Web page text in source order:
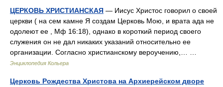
ЦЕРКОВЬ ХРИСТИАНСКАЯ — Иисус Христос говорил о своей
церкви ( на сем камне Я создам Церковь Мою, и врата ада не
одолеют ее , Мф 16:18), однако в короткий период своего
служения он не дал никаких указаний относительно ее
организации. Согласно христианскому вероучению,… …
Энциклопедия Кольера
Церковь Рождества Христова на Архиерейском дворе